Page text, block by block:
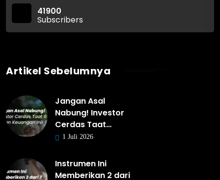
41900
Subscribers
Artikel Sebelumnya
Jangan Asal
Nabung! Investor
Cerdas Taat…
1 Juli 2026
Instrumen Ini
Memberikan 2 dari